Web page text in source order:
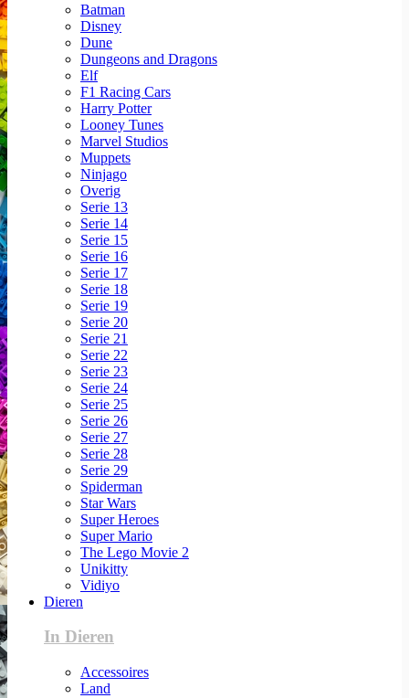
Batman
Disney
Dune
Dungeons and Dragons
Elf
F1 Racing Cars
Harry Potter
Looney Tunes
Marvel Studios
Muppets
Ninjago
Overig
Serie 13
Serie 14
Serie 15
Serie 16
Serie 17
Serie 18
Serie 19
Serie 20
Serie 21
Serie 22
Serie 23
Serie 24
Serie 25
Serie 26
Serie 27
Serie 28
Serie 29
Spiderman
Star Wars
Super Heroes
Super Mario
The Lego Movie 2
Unikitty
Vidiyo
Dieren
In Dieren
Accessoires
Land